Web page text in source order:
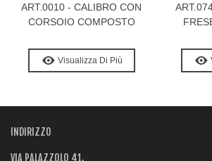
ART.0010 - CALIBRO CON
CORSOIO COMPOSTO
Visualizza Di Più
INDIRIZZO
VIA PALAZZOLO 41,